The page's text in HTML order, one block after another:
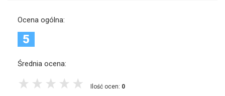
Ocena ogólna:
5
Średnia ocena:
Ilość ocen: 0